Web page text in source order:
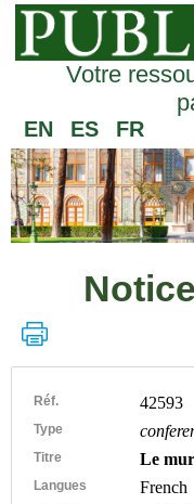
Votre
EN ES FR
Réf. 42593
Type
Titre Le
Langues French